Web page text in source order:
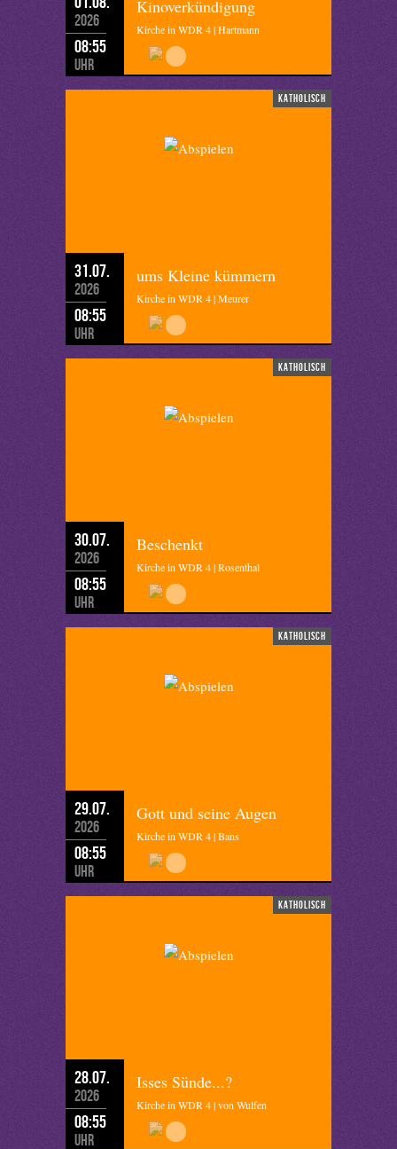
2026
08:55
Uhr
Kinoverkündigung
Kirche in WDR 4 | Hartmann
katholisch
31.07.
2026
08:55
Uhr
ums Kleine kümmern
Kirche in WDR 4 | Meurer
katholisch
30.07.
2026
08:55
Uhr
Beschenkt
Kirche in WDR 4 | Rosenthal
katholisch
29.07.
2026
08:55
Uhr
Gott und seine Augen
Kirche in WDR 4 | Bans
katholisch
28.07.
2026
08:55
Uhr
Isses Sünde...?
Kirche in WDR 4 | von Wulfen